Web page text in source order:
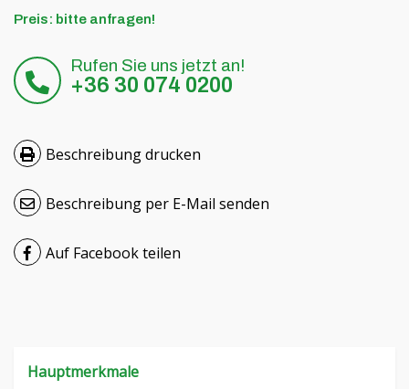
Magyar
Hrvatski
Preis: bitte anfragen!
Rufen Sie uns jetzt an!
+36 30 074 0200
Beschreibung drucken
Beschreibung per E-Mail senden
Auf Facebook teilen
Hauptmerkmale